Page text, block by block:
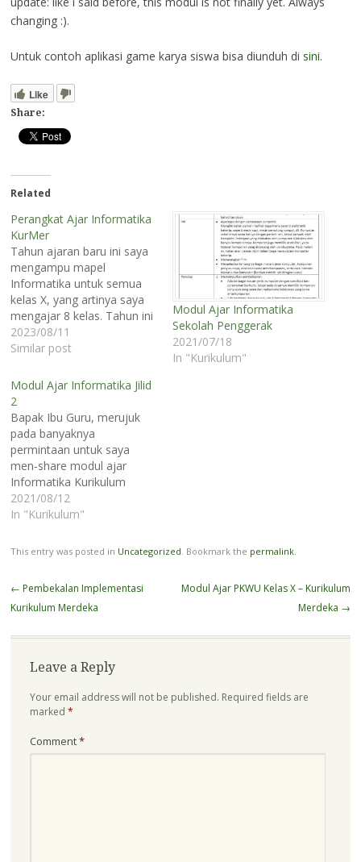
changing :).
Untuk contoh aplikasi game karya siswa bisa diunduh di sini.
Like
Share:
Related
Perangkat Ajar Informatika
KurMer
Tahun ajaran baru ini saya
mengampu mapel
Informatika untuk semua
kelas X, yang artinya saya
mengajar 8 kelas. Tahun ini
saya tidak mengajar PKWU.
Untuk mapel informatika
format yang sesuai untuk
siswa saya. Namun karena
perangkat ajar tetap harus
dibuat maka baiklah yuk
kita bikin :).…
2023/08/11
Similar post
Modul Ajar Informatika
Sekolah Penggerak
2021/07/18
In "Kurikulum"
Modul Ajar Informatika Jilid
2
Bapak Ibu Guru, merujuk
pada banyaknya
permintaan untuk saya
men-share modul ajar
Informatika Kurikulum
Sekolah Penggerak, maka
ijinkan saya menjelaskan
agar tidak terjadi
kesalahpahaman. Bapak
menjadi Sekolah Penggerak
pasti paham bahwa guru
mengembangkan modul
ajar sesuai dengan
konteks…
2021/08/12
In "Kurikulum"
This entry was posted in Uncategorized . Bookmark the permalink.
Post
navigation
← Pembekalan Implementasi
Kurikulum Merdeka
Modul Ajar PKWU Kelas X – Kurikulum
Merdeka →
Leave a Reply
Your email address will not be published. Required fields are
marked *
Comment*